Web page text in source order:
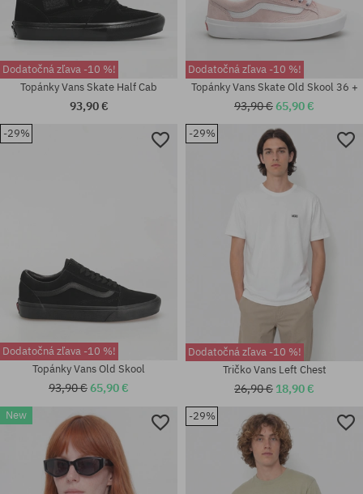
Dostupné veľkosti:
41; 42; 44; 44.5
Dostupné veľkosti:
41; 42; 42.5; 43; 44; 44.5; 45;
Dodatočná zľava -10 %!
Topánky Vans Skate Half Cab
93,90 €
Dostupné veľkosti:
Dodatočná zľava -10 %!
Topánky Vans Skate Old Skool 36 +
93,90 €65,90 €
-29%
Dodatočná zľava -10 %!
Topánky Vans Old Skool
93,90 €65,90 €
-29%
Dodatočná zľava -10 %!
Tričko Vans Left Chest
26,90 € 18,90 €
New -29%